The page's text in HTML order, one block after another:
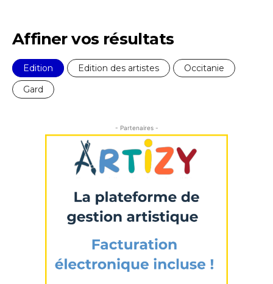
Affiner vos résultats
Edition Edition des artistes
Occitanie
Gard
- Partenaires -